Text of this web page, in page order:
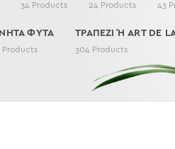
34 Products 24 Products 43
ΦΥΤΑ
Products
ΤΡΑΠΕΖΙ Ή ART DE LA
304 Products